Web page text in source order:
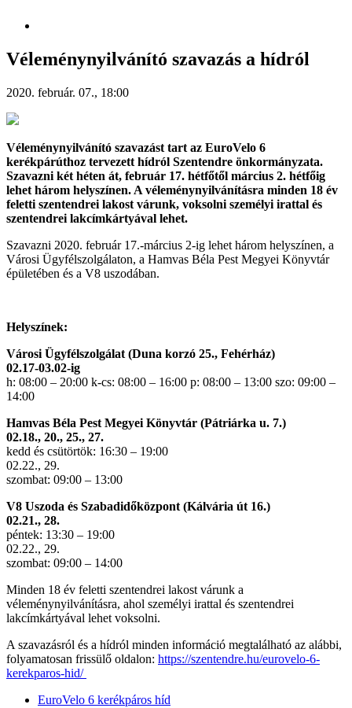
Véleménynyilvánító szavazás a hídról
2020. február. 07., 18:00
Véleménynyilvánító szavazást tart az EuroVelo 6
kerékpárúthoz tervezett hídról Szentendre önkormányzata.
Szavazni két héten át, február 17. hétfőtől március 2. hétfőig
lehet három helyszínen. A véleménynyilvánításra minden 18 év
feletti szentendrei lakost várunk, voksolni személyi irattal és
szentendrei lakcímkártyával lehet.
Szavazni 2020. február 17.-március 2-ig lehet három helyszínen, a
Városi Ügyfélszolgálaton, a Hamvas Béla Pest Megyei Könyvtár
épületében és a V8 uszodában.
Helyszínek:
Városi Ügyfélszolgálat (Duna korzó 25., Fehérház)
02.17-03.02-ig
h: 08:00 – 20:00 k-cs: 08:00 – 16:00 p: 08:00 – 13:00 szo: 09:00 –
14:00
Hamvas Béla Pest Megyei Könyvtár (Pátriárka u. 7.)
02.18., 20., 25., 27.
kedd és csütörtök: 16:30 – 19:00
02.22., 29.
szombat: 09:00 – 13:00
V8 Uszoda és Szabadidőközpont (Kálvária út 16.)
02.21., 28.
péntek: 13:30 – 19:00
02.22., 29.
szombat: 09:00 – 14:00
Minden 18 év feletti szentendrei lakost várunk a
véleménynyilvánításra, ahol személyi irattal és szentendrei
lakcímkártyával lehet voksolni.
A szavazásról és a hídról minden információ megtalálható az alábbi,
folyamatosan frissülő oldalon: https://szentendre.hu/eurovelo-6-
kerekparos-hid/
EuroVelo 6 kerékpáros híd